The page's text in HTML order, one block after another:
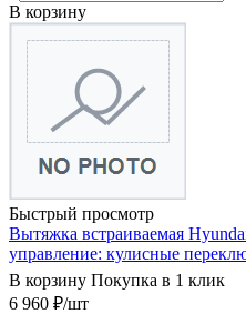
В корзину
Быстрый просмотр
Вытяжка встраиваемая
управление: кулисные
В корзину Покупка в 1 клик
6 960 ₽/шт